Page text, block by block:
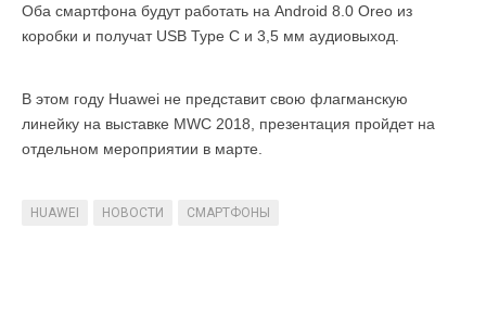
Оба смартфона будут работать на Android 8.0 Oreo из
коробки и получат USB Type C и 3,5 мм аудиовыход.
В этом году Huawei не представит свою флагманскую
линейку на выставке MWC 2018, презентация пройдет на
отдельном мероприятии в марте.
HUAWEI НОВОСТИ СМАРТФОНЫ